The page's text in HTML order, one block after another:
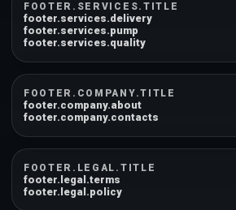
FOOTER.SERVICES.TITLE
footer.services.delivery
footer.services.pump
footer.services.quality
FOOTER.COMPANY.TITLE
footer.company.about
footer.company.contacts
FOOTER.LEGAL.TITLE
footer.legal.terms
footer.legal.policy